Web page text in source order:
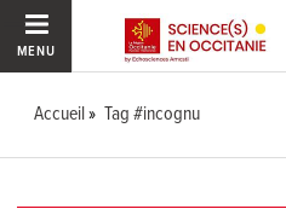
MENU
Accueil Tag #incognu